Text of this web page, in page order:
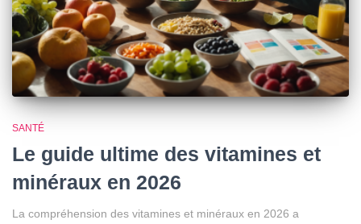
SANTÉ
Le guide ultime des vitamines et
minéraux en 2026
La compréhension des vitamines et minéraux en 2026 a